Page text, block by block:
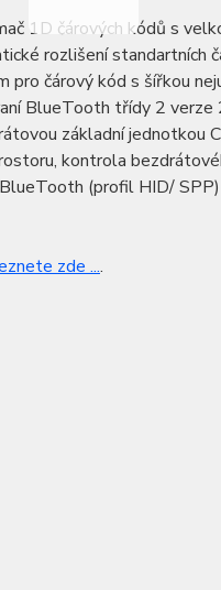
1D čárových kódů s
rozlišení standartních
pro čárový kód s šířkou
BlueTooth třídy 2
základní
kontrola
(profil HID/
zde ....